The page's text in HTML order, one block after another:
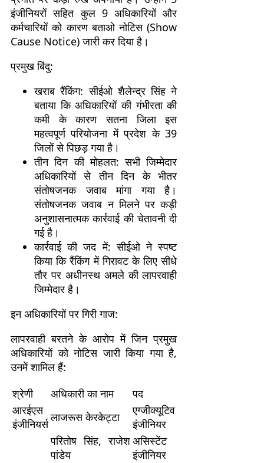
इंजीनियरों सहित कुल 9 अधिकारियों और
कर्मचारियों को कारण बताओ नोटिस (Show
Cause Notice) जारी कर दिया है।
प्रमुख बिंदु:
खराब रैंकिंग: सीईओ शैलेन्द्र सिंह ने
बताया कि अधिकारियों की गंभीरता की
कमी के कारण सतना जिला इस
महत्वपूर्ण परियोजना में प्रदेश के 39
जिलों से पिछड़ गया है।
तीन दिन की मोहलत: सभी जिम्मेदार
अधिकारियों से तीन दिन के भीतर
संतोषजनक जवाब मांगा गया है।
संतोषजनक जवाब न मिलने पर कड़ी
अनुशासनात्मक कार्रवाई की चेतावनी दी
गई है।
कार्रवाई की जद में: सीईओ ने स्पष्ट
किया कि रैंकिंग में गिरावट के लिए सीधे
तौर पर अधीनस्थ अमले की लापरवाही
जिम्मेदार है।
इन अधिकारियों पर गिरी गाज:
लापरवाही बरतने के आरोप में जिन प्रमुख
अधिकारियों को नोटिस जारी किया गया है,
उनमें शामिल हैं:
श्रेणी
अधिकारी का नाम
पद
आरईएस
इंजीनियर्सलाजरूस केरकेट्टा
एग्जीक्यूटिव
इंजीनियर
परितोष सिंह, राजेश
पांडेय
असिस्टेंट
इंजीनियर